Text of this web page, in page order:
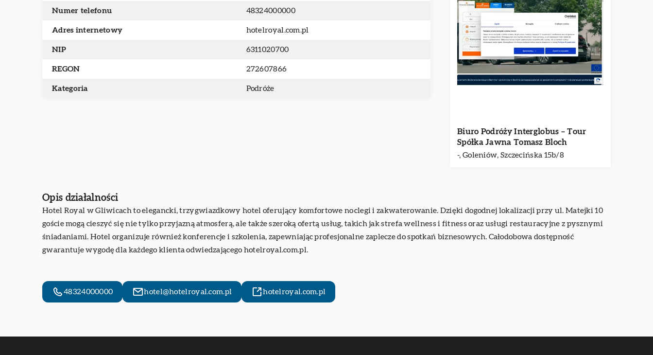
Numer telefonu 48324000000
Adres internetowy hotelroyal.com.pl
NIP 6311020700
REGON 272607866
Kategoria Podróże
Biuro Podróży Interglobus – Tour
Spółka Jawna Tomasz Bloch
-, Goleniów, Szczecińska 15b/8
Opis działalności
Hotel Royal w Gliwicach to elegancki, trzygwiazdkowy hotel oferujący komfortowe noclegi i zakwaterowanie. Dzięki dogodnej lokalizacji przy ul. Matejki 10
goście mogą cieszyć się nie tylko przyjazną atmosferą, ale także szeroką ofertą usług, takich jak strefa wellness i fitness oraz usługi restauracyjne z pysznymi
śniadaniami. Hotel organizuje również konferencje i szkolenia, zapewniając profesjonalne zaplecze do spotkań biznesowych. Całodobowa dostępność
gwarantuje wygodę dla każdego klienta odwiedzającego hotelroyal.com.pl.
48324000000 hotel@hotelroyal.com.pl hotelroyal.com.pl